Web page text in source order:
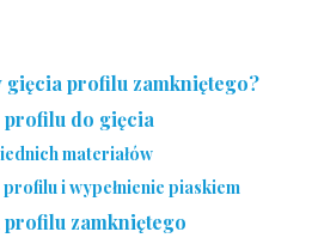
gięcia profilu zamkniętego?
do gięcia
materiałów
i wypełnienie piaskiem
zamkniętego